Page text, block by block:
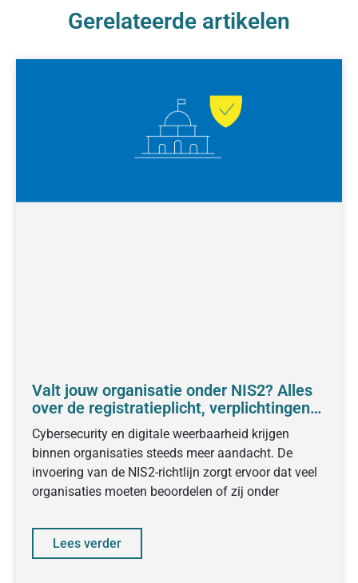
Gerelateerde artikelen
Valt jouw organisatie onder NIS2? Alles
over de registratieplicht, verplichtingen
en voorbereiding
Cybersecurity en digitale weerbaarheid krijgen
binnen organisaties steeds meer aandacht. De
invoering van de NIS2-richtlijn zorgt ervoor dat veel
organisaties moeten beoordelen of zij onder
Lees verder